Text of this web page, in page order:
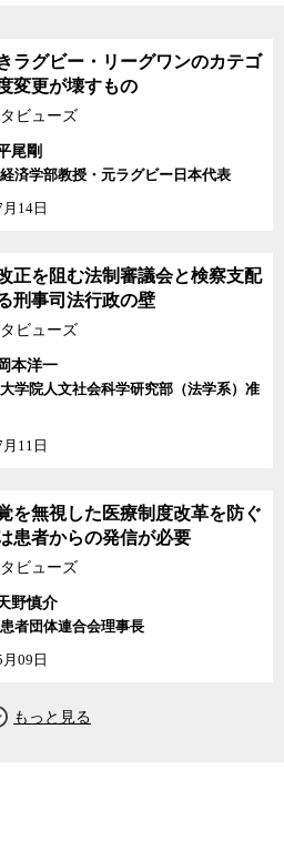
ラグビー・リーグワンのカテゴ
変更が壊すもの
ビューズ
尾剛
済学部教授・元ラグビー日本代表
14日
正を阻む法制審議会と検察支配
刑事司法行政の壁
ビューズ
本洋一
学院人文社会科学研究部（法学系）准
11日
を無視した医療制度改革を防ぐ
患者からの発信が必要
ビューズ
野慎介
者団体連合会理事長
09日